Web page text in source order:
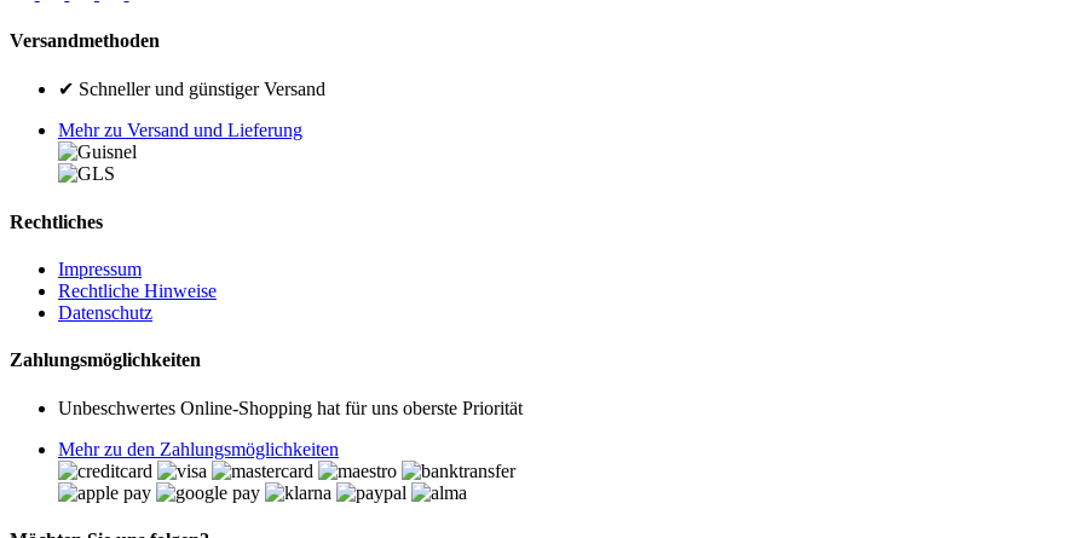
Versandmethoden
✔ Schneller und günstiger Versand
Mehr zu Versand und Lieferung
Rechtliches
Impressum
Rechtliche Hinweise
Datenschutz
Zahlungsmöglichkeiten
Unbeschwertes Online-Shopping hat für uns oberste Priorität
Mehr zu den Zahlungsmöglichkeiten